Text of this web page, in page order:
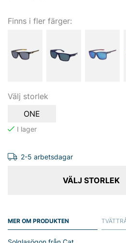
Finns i fler färger:
Välj storlek
ONE
2-5 arbetsdagar
VÄLJ STORLEK
MER OM PRODUKTEN